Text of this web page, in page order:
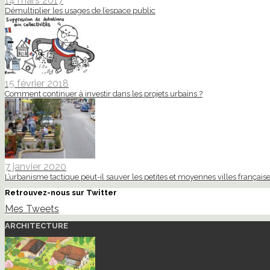
Démultiplier les usages de l’espace public
15 février 2018
Comment continuer à investir dans les projets urbains ?
7 janvier 2020
L’urbanisme tactique peut-il sauver les petites et moyennes villes
Retrouvez-nous sur Twitter
Mes Tweets
ARCHITECTURE